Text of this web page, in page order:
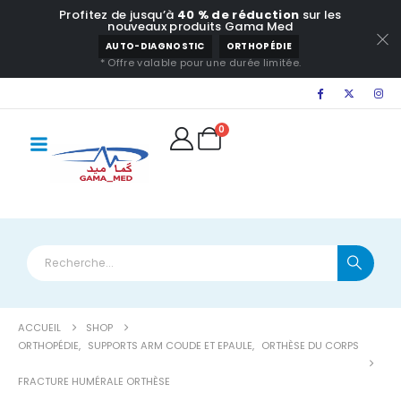
Profitez de jusqu’à 40 % de réduction sur les
nouveaux produits Gama Med
AUTO-DIAGNOSTIC ORTHOPÉDIE
* Offre valable pour une durée limitée.
0
ACCUEIL
SHOP
ORTHOPÉDIE, SUPPORTS ARM COUDE ET EPAULE, ORTHÈSE DU CORPS
FRACTURE HUMÉRALE ORTHÈSE